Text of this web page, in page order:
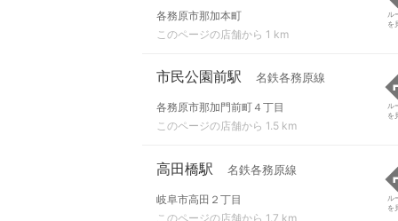
各務原市那加本町
このページの店舗から 1 km
ル
を
市民公園前駅 名鉄各務原線
各務原市那加門前町４丁目
このページの店舗から 1.5 km
ル
を
高田橋駅 名鉄各務原線
岐阜市高田２丁目
このページの店舗から 1.7 km
ル
を